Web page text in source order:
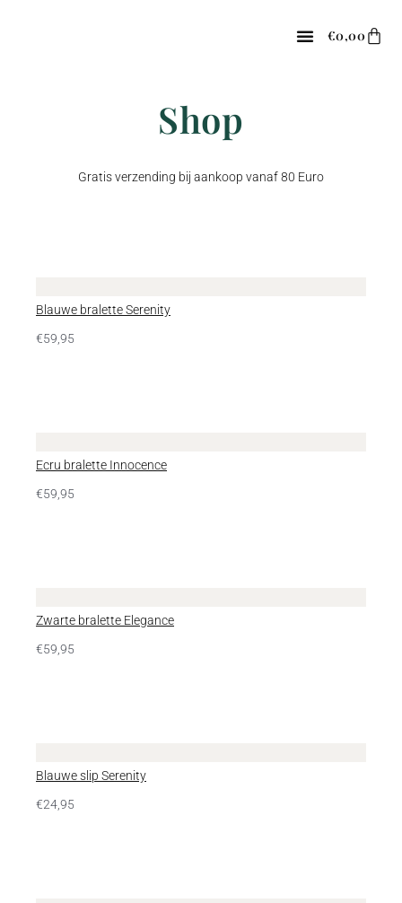
€0,00
Shop
Gratis verzending bij aankoop vanaf 80 Euro
Blauwe bralette Serenity
€59,95
Ecru bralette Innocence
€59,95
Zwarte bralette Elegance
€59,95
Blauwe slip Serenity
€24,95